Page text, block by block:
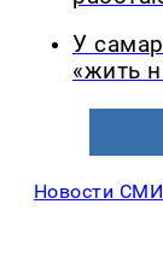
У
«жить
Новости